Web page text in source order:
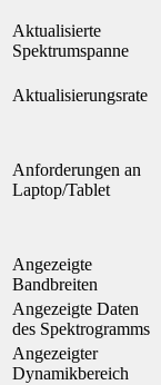
Aktualisierte
Spektrumspanne
Aktualisierungsrate
Anforderungen an
Laptop/Tablet
Angezeigte
Bandbreiten
Angezeigte Daten
des Spektrogramms
Angezeigter
Dynamikbereich